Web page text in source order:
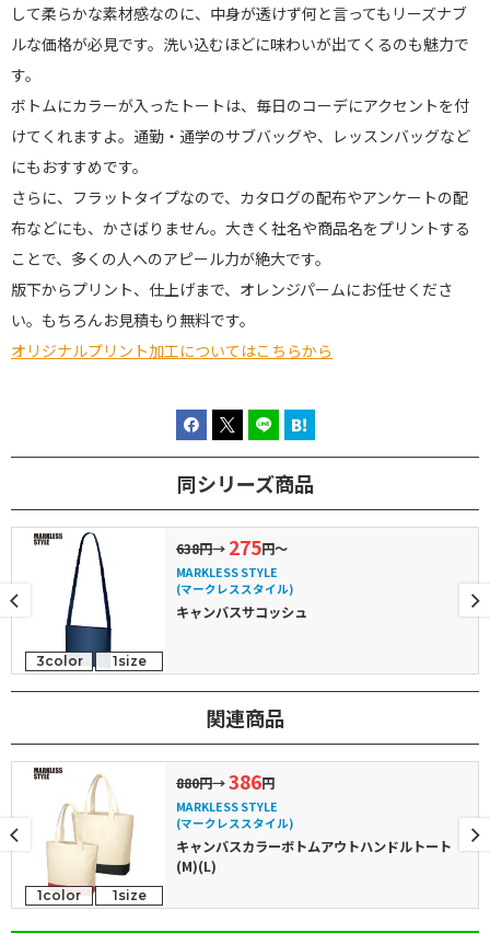
して柔らかな素材感なのに、中身が透けず何と言ってもリーズナブ
ルな価格が必見です。洗い込むほどに味わいが出てくるのも魅力で
す。
ボトムにカラーが入ったトートは、毎日のコーデにアクセントを付
けてくれますよ。通勤・通学のサブバッグや、レッスンバッグなど
にもおすすめです。
さらに、フラットタイプなので、カタログの配布やアンケートの配
布などにも、かさばりません。大きく社名や商品名をプリントする
ことで、多くの人へのアピール力が絶大です。
版下からプリント、仕上げまで、オレンジパームにお任せくださ
い。もちろんお見積もり無料です。
オリジナルプリント加工についてはこちらから
同シリーズ商品
3color 1size
638円→ 275円～
MARKLESS STYLE
(マークレススタイル)
キャンバスサコッシュ
関連商品
1color 1size
880円→386円
MARKLESS STYLE
(マークレススタイル)
キャンバスカラーボトムアウトハンドルトート
(M)(L)